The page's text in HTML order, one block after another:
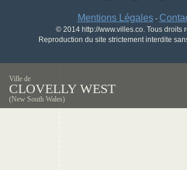
Mentions Légales-
© 2014 http://www.villes.co. Tous droits
Reproduction du site strictement interdite
Ville de
CLOVELLY WEST
(New South Wales)